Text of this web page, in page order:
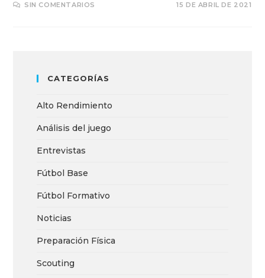
SIN COMENTARIOS 15 DE ABRIL DE 2021
CATEGORÍAS
Alto Rendimiento
Análisis del juego
Entrevistas
Fútbol Base
Fútbol Formativo
Noticias
Preparación Física
Scouting